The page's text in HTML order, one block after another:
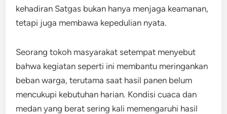
kehadiran Satgas bukan hanya menjaga keamanan,
tetapi juga membawa kepedulian nyata.
Seorang tokoh masyarakat setempat menyebut
bahwa kegiatan seperti ini membantu meringankan
beban warga, terutama saat hasil panen belum
mencukupi kebutuhan harian. Kondisi cuaca dan
medan yang berat sering kali memengaruhi hasil